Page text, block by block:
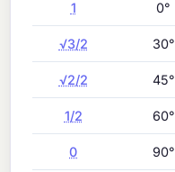
1 0°
√3/2 30°
√2/2 45°
1/2 60°
0 90°